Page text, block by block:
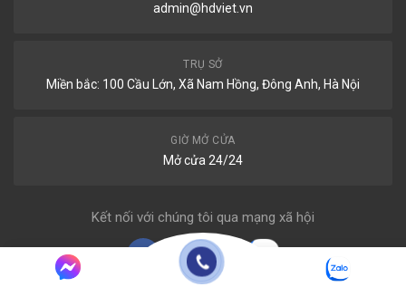
admin@hdviet.vn
TRỤ SỞ
Miền bắc: 100 Cầu Lớn, Xã Nam Hồng, Đông Anh, Hà Nội
GIỜ MỞ CỬA
Mở cửa 24/24
Kết nối với chúng tôi qua mạng xã hội